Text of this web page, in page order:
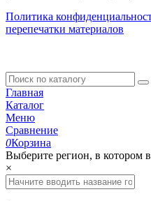
Политика
перепечатки материалов
Главная
Каталог
Меню
Сравнение
0Корзина
Выберите регион, в котором
×